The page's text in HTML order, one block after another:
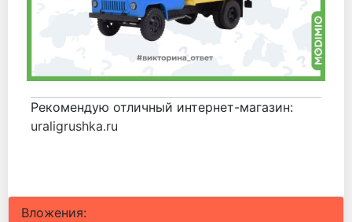
Рекомендую отличный интернет-магазин:
uraligrushka.ru
Вложения: